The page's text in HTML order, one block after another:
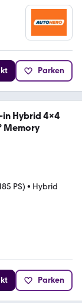
Parken
in Hybrid 4x4
360° Memory
PS) • Hybrid
Parken